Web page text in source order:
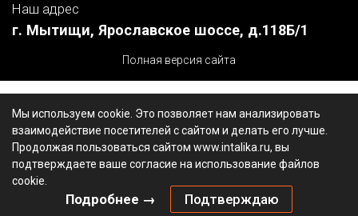
Мы используем cookie. Это позволяет нам анализировать
взаимодействие посетителей с сайтом и делать его лучше.
Продолжая пользоваться сайтом www.intalika.ru, вы
подтверждаете ваше согласие на использование файлов
cookie.
Подробнее → Подтверждаю
Наш адрес
г. Мытищи, Ярославское шоссе, д.118Б/1
Полная версия сайта